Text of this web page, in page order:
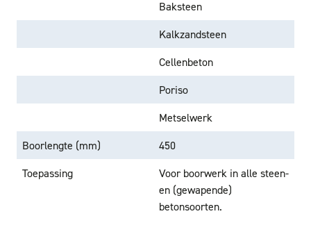
Baksteen
Kalkzandsteen
Cellenbeton
Poriso
Metselwerk
Boorlengte (mm)
450
Toepassing
Voor boorwerk in alle steen-
en (gewapende)
betonsoorten.